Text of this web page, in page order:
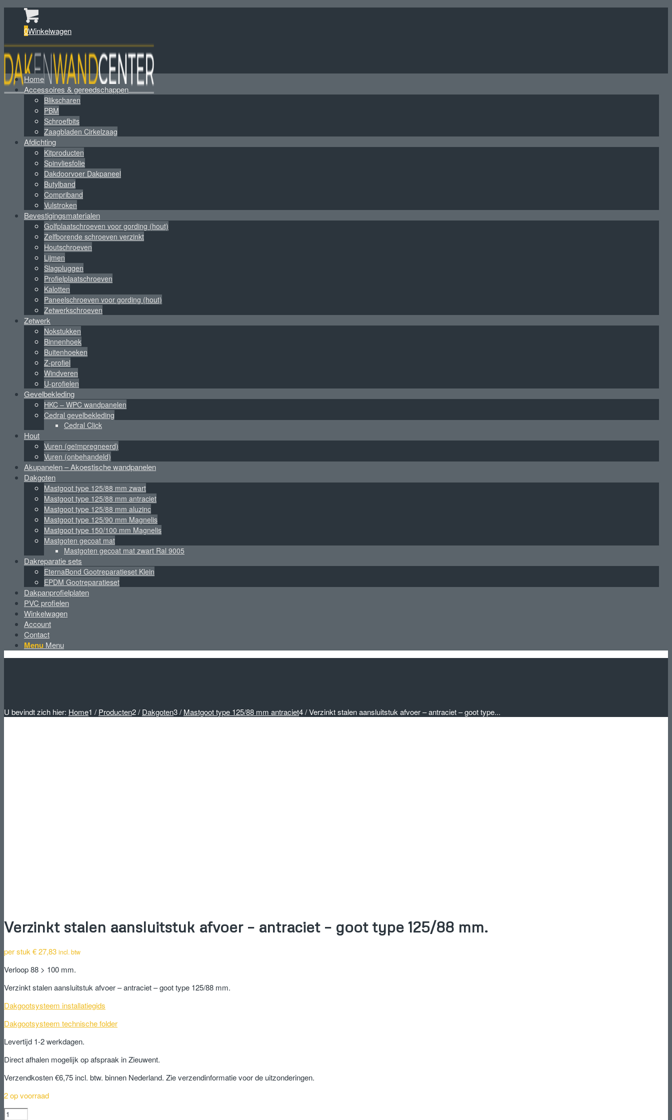
0Winkelwagen
Home
Accessoires & gereedschappen
Blikscharen
PBM
Schroefbits
Zaagbladen Cirkelzaag
Afdichting
Kitproducten
Spinvliesfolie
Dakdoorvoer Dakpaneel
Butylband
Compriband
Vulstroken
Bevestigingsmaterialen
Golfplaatschroeven voor gording (hout)
Zelfborende schroeven verzinkt
Houtschroeven
Lijmen
Slagpluggen
Profielplaatschroeven
Kalotten
Paneelschroeven voor gording (hout)
Zetwerkschroeven
Zetwerk
Nokstukken
Binnenhoek
Buitenhoeken
Z-profiel
Windveren
U-profielen
Gevelbekleding
HKC – WPC wandpanelen
Cedral gevelbekleding
Cedral Click
Hout
Vuren (geïmpregneerd)
Vuren (onbehandeld)
Akupanelen – Akoestische wandpanelen
Dakgoten
Mastgoot type 125/88 mm zwart
Mastgoot type 125/88 mm antraciet
Mastgoot type 125/88 mm aluzinc
Mastgoot type 125/90 mm Magnelis
Mastgoot type 150/100 mm Magnelis
Mastgoten gecoat mat
Mastgoten gecoat mat zwart Ral 9005
Dakreparatie sets
EternaBond Gootreparatieset Klein
EPDM Gootreparatieset
Dakpanprofielplaten
PVC profielen
Winkelwagen
Account
Contact
Menu Menu
U bevindt zich hier: Home1 / Producten2/ Dakgoten3/ Mastgoot type 125/88 mm antraciet4/Verzinkt stalen aansluitstuk afvoer – antraciet – goot type...
Verzinkt stalen aansluitstuk afvoer – antraciet – goot type 125/88 mm.
per stuk €27,83 incl. btw
Verloop 88 > 100 mm.
Verzinkt stalen aansluitstuk afvoer – antraciet – goot type 125/88 mm.
Dakgootsysteem installatiegids
Dakgootsysteem technische folder
Levertijd 1-2 werkdagen.
Direct afhalen mogelijk op afspraak in Zieuwent.
Verzendkosten €6,75 incl. btw. binnen Nederland. Zie verzendinformatie voor de uitzonderingen.
2 op voorraad
Verzinkt